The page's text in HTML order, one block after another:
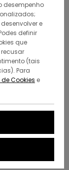
desempenho
e
definir
que
(tais
Para
Cookies e